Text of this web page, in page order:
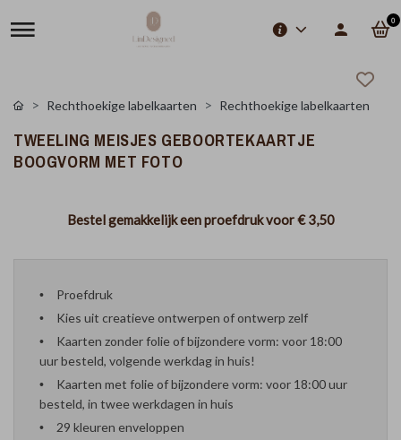
0
Rechthoekige labelkaarten Rechthoekige labelkaarten
TWEELING MEISJES GEBOORTEKAARTJE
BOOGVORM MET FOTO
Bestel gemakkelijk een proefdruk voor€ 3,50
Proefdruk
Kies uit creatieve ontwerpen of ontwerp zelf
Kaarten zonder folie of bijzondere vorm: voor 18:00
uur besteld, volgende werkdag in huis!
Kaarten met folie of bijzondere vorm: voor 18:00 uur
besteld, in twee werkdagen in huis
29 kleuren enveloppen